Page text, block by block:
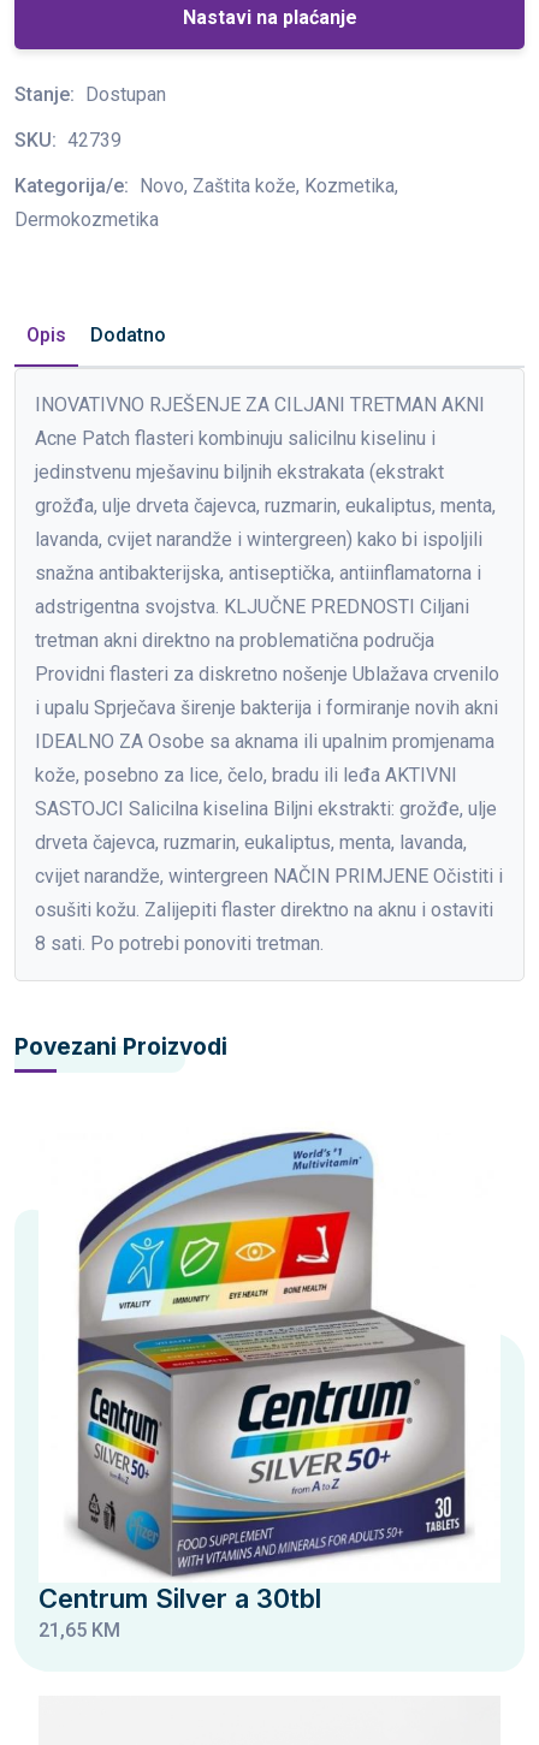
Nastavi na plaćanje
Stanje: Dostupan
SKU: 42739
Kategorija/e: Novo, Zaštita kože, Kozmetika,
Dermokozmetika
Opis Dodatno
INOVATIVNO RJEŠENJE ZA CILJANI TRETMAN AKNI
Acne Patch flasteri kombinuju salicilnu kiselinu i
jedinstvenu mješavinu biljnih ekstrakata (ekstrakt
grožđa, ulje drveta čajevca, ruzmarin, eukaliptus, menta,
lavanda, cvijet narandže i wintergreen) kako bi ispoljili
snažna antibakterijska, antiseptička, antiinflamatorna i
adstrigentna svojstva. KLJUČNE PREDNOSTI Ciljani
tretman akni direktno na problematična područja
Providni flasteri za diskretno nošenje Ublažava crvenilo
i upalu Sprječava širenje bakterija i formiranje novih akni
IDEALNO ZA Osobe sa aknama ili upalnim promjenama
kože, posebno za lice, čelo, bradu ili leđa AKTIVNI
SASTOJCI Salicilna kiselina Biljni ekstrakti: grožđe, ulje
drveta čajevca, ruzmarin, eukaliptus, menta, lavanda,
cvijet narandže, wintergreen NAČIN PRIMJENE Očistiti i
osušiti kožu. Zalijepiti flaster direktno na aknu i ostaviti
8 sati. Po potrebi ponoviti tretman.
Povezani Proizvodi
Centrum Silver a 30tbl
21,65 KM